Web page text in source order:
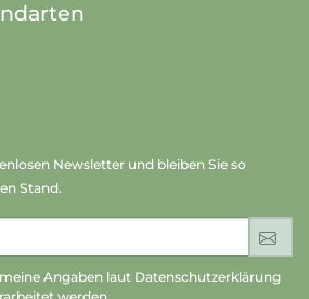
Newsletter und bleiben Sie so
Stand.
Angaben laut Datenschutzerklärung